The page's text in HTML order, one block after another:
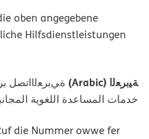
oben angegebene
Hilfsdienstleistungen
ﺔﯿﺑﺮﻌﻟا (Arabic)
ةﻲﺑﺮﻌﻟااﺗﺼﻞ
ﺧﺪﻣﺎت اﻟﻤﺴﺎﻋﺪة اﻟﻠﻐﻮﯾﺔ
die Nummer owwe fer